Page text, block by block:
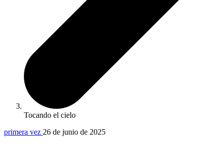
Tocando el cielo
primera vez 26 de junio de 2025